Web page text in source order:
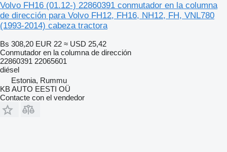
Volvo FH16 (01.12-) 22860391 conmutador en la columna
de dirección para Volvo FH12, FH16, NH12, FH, VNL780
(1993-2014) cabeza tractora
Bs 308,20 EUR 22 ≈ USD 25,42
Conmutador en la columna de dirección
22860391 22065601
diésel
Estonia, Rummu
KB AUTO EESTI OÜ
Contacte con el vendedor